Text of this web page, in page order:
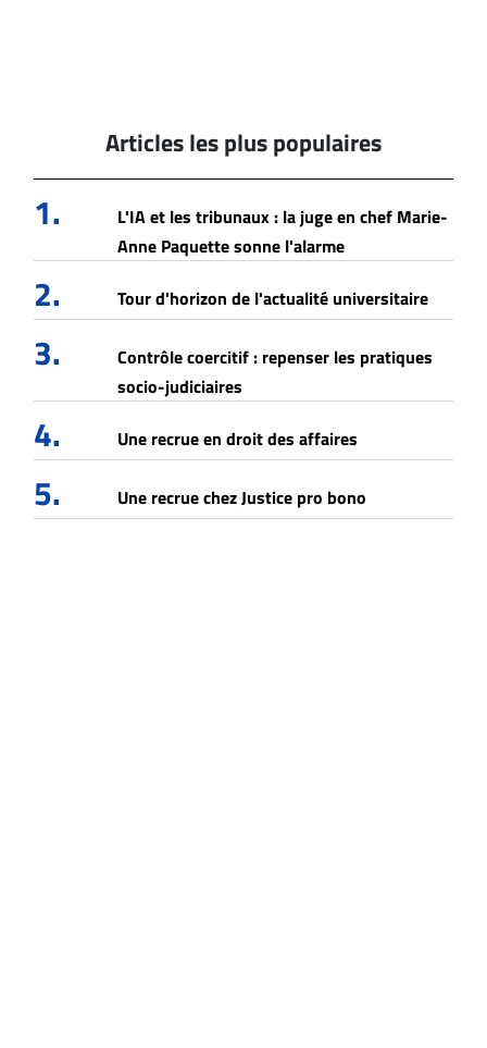
Articles les plus populaires
1.
L'IA et les tribunaux : la juge en chef Marie-
Anne Paquette sonne l'alarme
2. Tour d'horizon de l'actualité universitaire
3.
Contrôle coercitif : repenser les pratiques
socio-judiciaires
4. Une recrue en droit des affaires
5. Une recrue chez Justice pro bono